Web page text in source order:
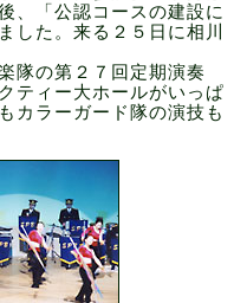
、「公認コースの建設に
した。来る２５日に相川
隊の第２７回定期演奏
ティー大ホールがいっぱ
カラーガード隊の演技も